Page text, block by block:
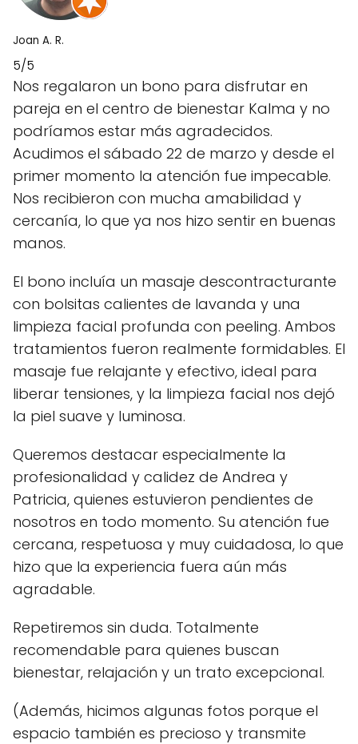
Joan A. R.
5/5
Nos regalaron un bono para disfrutar en
pareja en el centro de bienestar Kalma y no
podríamos estar más agradecidos.
Acudimos el sábado 22 de marzo y desde el
primer momento la atención fue impecable.
Nos recibieron con mucha amabilidad y
cercanía, lo que ya nos hizo sentir en buenas
manos.
El bono incluía un masaje descontracturante
con bolsitas calientes de lavanda y una
limpieza facial profunda con peeling. Ambos
tratamientos fueron realmente formidables. El
masaje fue relajante y efectivo, ideal para
liberar tensiones, y la limpieza facial nos dejó
la piel suave y luminosa.
Queremos destacar especialmente la
profesionalidad y calidez de Andrea y
Patricia, quienes estuvieron pendientes de
nosotros en todo momento. Su atención fue
cercana, respetuosa y muy cuidadosa, lo que
hizo que la experiencia fuera aún más
agradable.
Repetiremos sin duda. Totalmente
recomendable para quienes buscan
bienestar, relajación y un trato excepcional.
(Además, hicimos algunas fotos porque el
espacio también es precioso y transmite